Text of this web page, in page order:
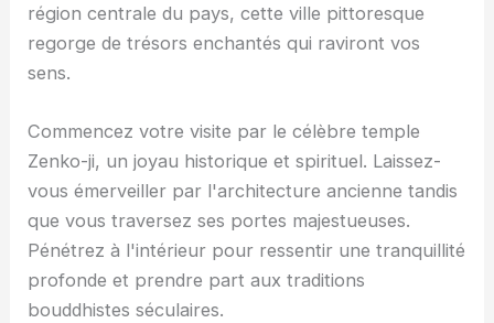
région centrale du pays, cette ville pittoresque
regorge de trésors enchantés qui raviront vos
sens.
Commencez votre visite par le célèbre temple
Zenko-ji, un joyau historique et spirituel. Laissez-
vous émerveiller par l'architecture ancienne tandis
que vous traversez ses portes majestueuses.
Pénétrez à l'intérieur pour ressentir une tranquillité
profonde et prendre part aux traditions
bouddhistes séculaires.